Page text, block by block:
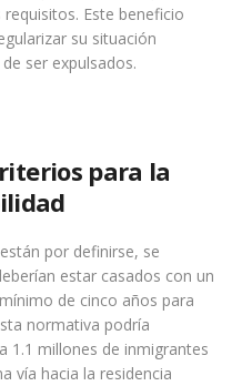
Este beneficio
su situación
ser expulsados.
para la
por definirse, se
estar casados con un
de cinco años para
normativa podría
1.1 millones de inmigrantes
vía hacia la residencia